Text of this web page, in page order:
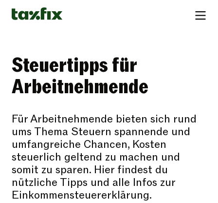
Steuertipps für
Arbeitnehmende
Für Arbeitnehmende bieten sich rund
ums Thema Steuern spannende und
umfangreiche Chancen, Kosten
steuerlich geltend zu machen und
somit zu sparen. Hier findest du
nützliche Tipps und alle Infos zur
Einkommensteuererklärung.